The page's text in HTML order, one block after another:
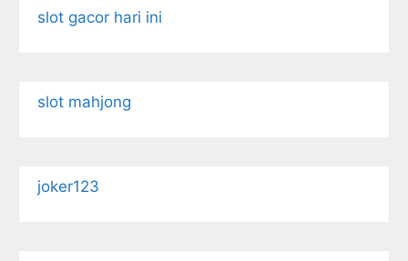
slot gacor hari ini
slot mahjong
joker123